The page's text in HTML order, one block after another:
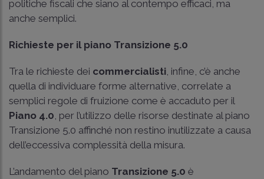
politiche fiscali che siano al contempo efficaci, ma
anche semplici.
Richieste per il piano Transizione 5.0
Tra le richieste dei commercialisti , infine, c’è anche
quella di individuare forme alternative, correlate a
semplici regole di fruizione come è accaduto per il
Piano 4.0 , per l’utilizzo delle risorse destinate al piano
Transizione 5.0 affinché non restino inutilizzate a causa
dell’eccessiva complessità della misura.
L’andamento del piano Transizione 5.0 è